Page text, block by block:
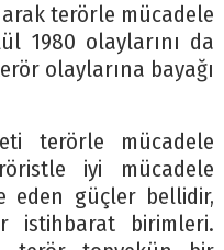
terörle mücadele
1980 olaylarını da
olaylarına bayağı
terörle mücadele
iyi mücadele
eden güçler bellidir,
istihbarat birimleri.